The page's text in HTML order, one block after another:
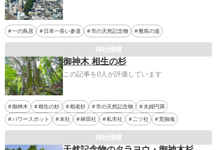
一の鳥居 日本一長い参道 市の天然記念物 敷島の道
神社情報
御神木 相生の杉
この記事を0人が評価しています
御神木 相生の杉 相老杉 市の天然記念物 夫婦円満
パワースポット 末社 林田社 私市社 二ツ社 荒御魂
神社情報